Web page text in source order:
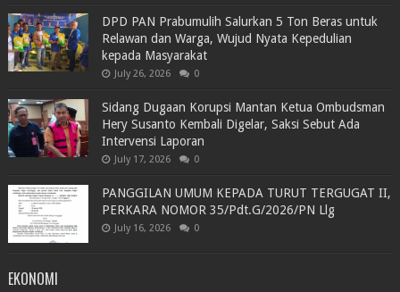
DPD PAN Prabumulih Salurkan 5 Ton Beras untuk
Relawan dan Warga, Wujud Nyata Kepedulian
kepada Masyarakat
July 26, 2026 0
Sidang Dugaan Korupsi Mantan Ketua Ombudsman
Hery Susanto Kembali Digelar, Saksi Sebut Ada
Intervensi Laporan
July 17, 2026 0
PANGGILAN UMUM KEPADA TURUT TERGUGAT II,
PERKARA NOMOR 35/Pdt.G/2026/PN Llg
July 16, 2026 0
EKONOMI